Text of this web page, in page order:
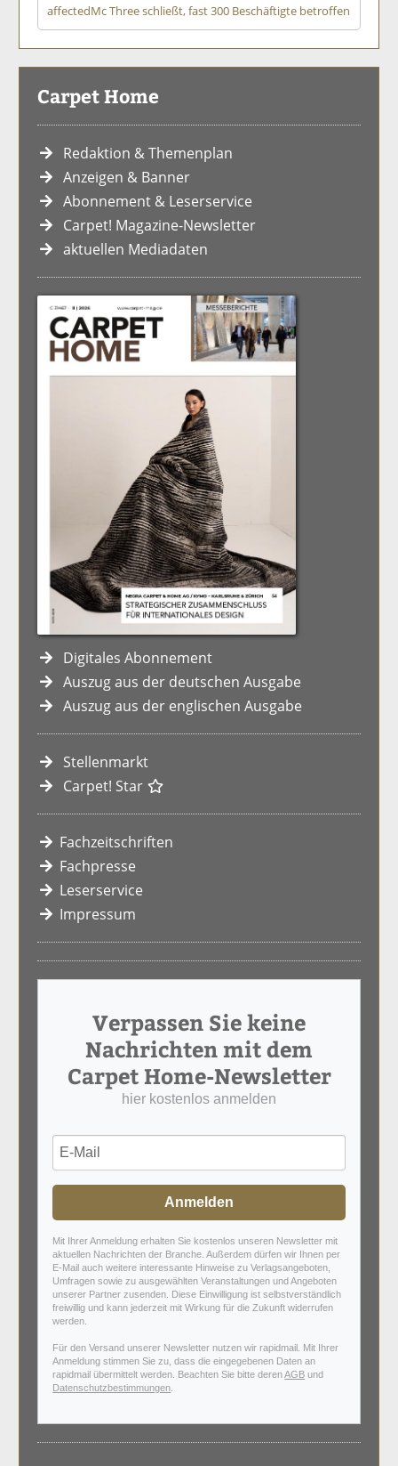
affectedMc Three schließt, fast 300 Beschäftigte betroffen
Carpet Home
Redaktion & Themenplan
Anzeigen & Banner
Abonnement & Leserservice
Carpet! Magazine-Newsletter
aktuellen Mediadaten
Digitales Abonnement
Auszug aus der deutschen Ausgabe
Auszug aus der englischen Ausgabe
Stellenmarkt
Carpet! Star
Fachzeitschriften
Fachpresse
Leserservice
Impressum
Verpassen Sie keine
Nachrichten mit dem
Carpet Home-Newsletter
hier kostenlos anmelden
Anmelden
Mit Ihrer Anmeldung erhalten Sie kostenlos unseren Newsletter mit
aktuellen Nachrichten der Branche. Außerdem dürfen wir Ihnen per
E-Mail auch weitere interessante Hinweise zu Verlagsangeboten,
Umfragen sowie zu ausgewählten Veranstaltungen und Angeboten
unserer Partner zusenden. Diese Einwilligung ist selbstverständlich
freiwillig und kann jederzeit mit Wirkung für die Zukunft widerrufen
werden.
Für den Versand unserer Newsletter nutzen wir rapidmail. Mit Ihrer
Anmeldung stimmen Sie zu, dass die eingegebenen Daten an
rapidmail übermittelt werden. Beachten Sie bitte derenAGB und
Datenschutzbestimmungen